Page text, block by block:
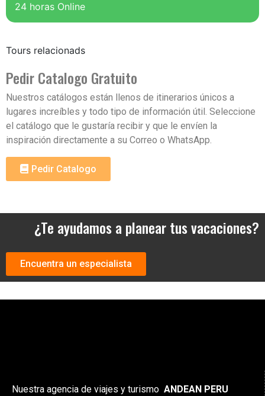
24 horas Online
Tours relacionads
Pedir Catalogo Gratuito
Nuestros catálogos están llenos de itinerarios únicos a
lugares increíbles y todo tipo de información útil. Seleccione
el catálogo que le gustaría recibir y que le envíen la
inspiración directamente a su Correo o WhatsApp.
Pedir Catalogo
¿Te ayudamos a planear tus vacaciones?
Encuentra un especialista
Nuestra agencia de viajes y turismo ANDEAN PERU